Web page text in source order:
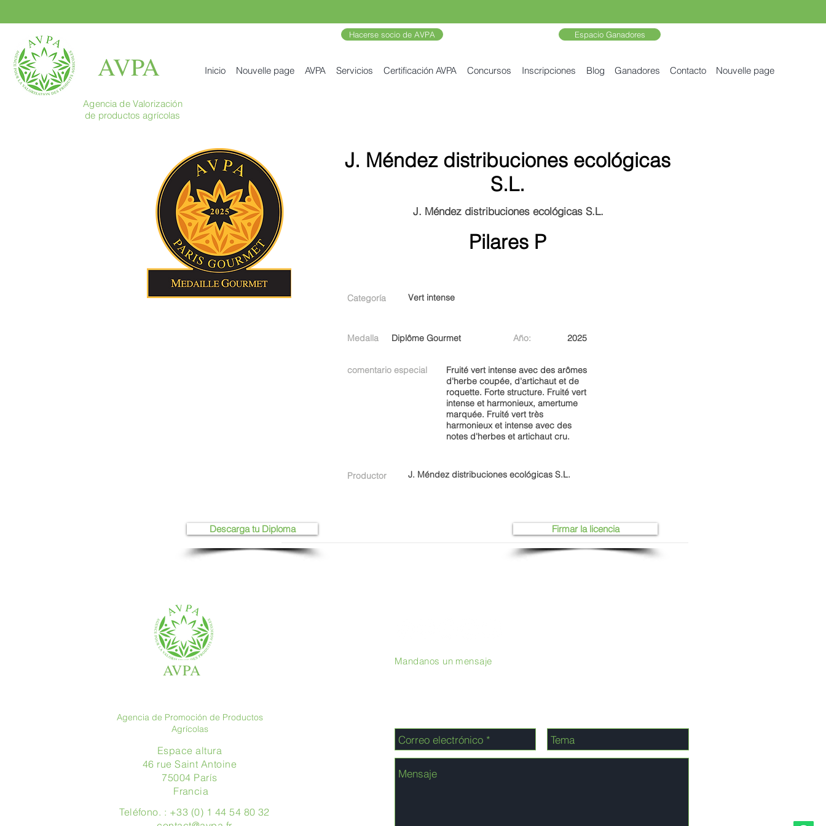
AVPA
Hacerse socio de AVPA Espacio Ganadores
Inicio Nouvelle page AVPA Servicios Certificación AVPA Concursos Inscripciones Blog Ganadores Contacto Nouvelle page
Agencia de Valorización
de productos agrícolas
J. Méndez distribuciones ecológicas
S.L.
J. Méndez distribuciones ecológicas S.L.
Pilares P
Categoría Vert intense
Medalla Diplôme Gourmet Año: 2025
comentario especial
Fruité vert intense avec des arômes
d'herbe coupée, d'artichaut et de
roquette. Forte structure. Fruité vert
intense et harmonieux, amertume
marquée. Fruité vert très
harmonieux et intense avec des
notes d'herbes et artichaut cru.
Productor J. Méndez distribuciones ecológicas S.L.
Firmar la licencia
Descarga tu Diploma
AVPA
Agencia de Promoción de Productos
Agrícolas
Espace altura
46 rue Saint Antoine
75004 París
​ Francia
Teléfono. : +33 (0) 1 44 54 80 32
Mandanos un mensaje